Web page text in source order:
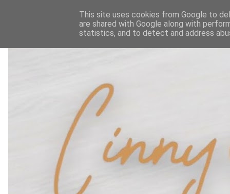
This site uses cookies from Google to
are shared with Google along with
statistics, and to detect and address